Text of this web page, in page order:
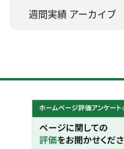
週間実績 アーカイブ